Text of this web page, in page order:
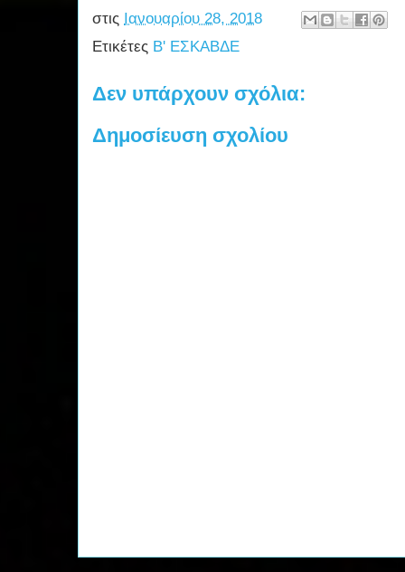
στις Ιανουαρίου 28, 2018
Ετικέτες Β' ΕΣΚΑΒΔΕ
Δεν υπάρχουν σχόλια:
Δημοσίευση σχολίου